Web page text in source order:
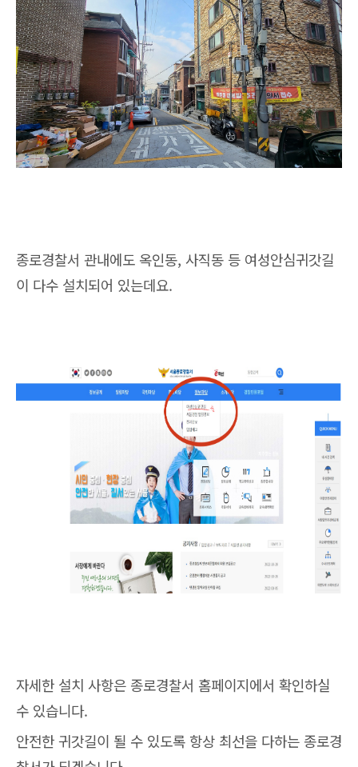
종로경찰서 관내에도 옥인동, 사직동 등 여성안심귀갓길
이 다수 설치되어 있는데요.
자세한 설치 사항은 종로경찰서 홈페이지에서 확인하실
수 있습니다.
안전한 귀갓길이 될 수 있도록 항상 최선을 다하는 종로경